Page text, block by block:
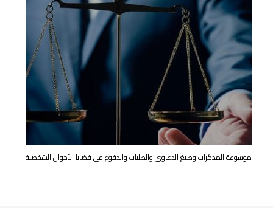
موسوعة المذكرات وصيغ الدعاوى والطلبات والدفوع فى قضايا الأحوال الشخصية